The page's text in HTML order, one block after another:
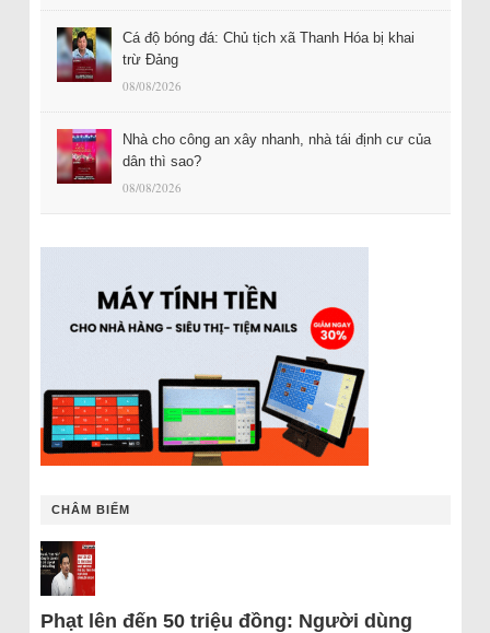
Cá độ bóng đá: Chủ tịch xã Thanh Hóa bị khai
trừ Đảng
08/08/2026
Nhà cho công an xây nhanh, nhà tái định cư của
dân thì sao?
08/08/2026
CHÂM BIẾM
Phạt lên đến 50 triệu đồng: Người dùng